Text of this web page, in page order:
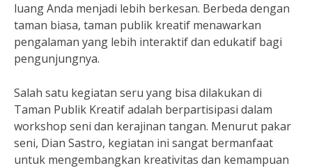
luang Anda menjadi lebih berkesan. Berbeda dengan
taman biasa, taman publik kreatif menawarkan
pengalaman yang lebih interaktif dan edukatif bagi
pengunjungnya.
Salah satu kegiatan seru yang bisa dilakukan di
Taman Publik Kreatif adalah berpartisipasi dalam
workshop seni dan kerajinan tangan. Menurut pakar
seni, Dian Sastro, kegiatan ini sangat bermanfaat
untuk mengembangkan kreativitas dan kemampuan